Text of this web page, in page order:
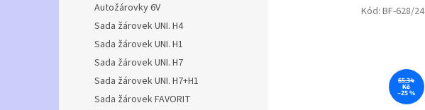
Autožárovky 6V
Sada žárovek UNI. H4
Sada žárovek UNI. H1
Sada žárovek UNI. H7
Sada žárovek UNI. H7+H1
Sada žárovek FAVORIT
65,34
Kč
–25 %
Kód: BF-628/24